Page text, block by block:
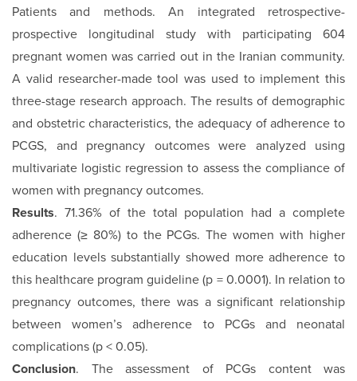
Patients and methods. An integrated retrospective-
prospective longitudinal study with participating 604
pregnant women was carried out in the Iranian community.
A valid researcher-made tool was used to implement this
three-stage research approach. The results of demographic
and obstetric characteristics, the adequacy of adherence to
PCGS, and pregnancy outcomes were analyzed using
multivariate logistic regression to assess the compliance of
women with pregnancy outcomes.
Results. 71.36% of the total population had a complete
adherence (≥ 80%) to the PCGs. The women with higher
education levels substantially showed more adherence to
this healthcare program guideline (p = 0.0001). In relation to
pregnancy outcomes, there was a significant relationship
between women’s adherence to PCGs and neonatal
complications (p < 0.05).
Conclusion. The assessment of PCGs content was